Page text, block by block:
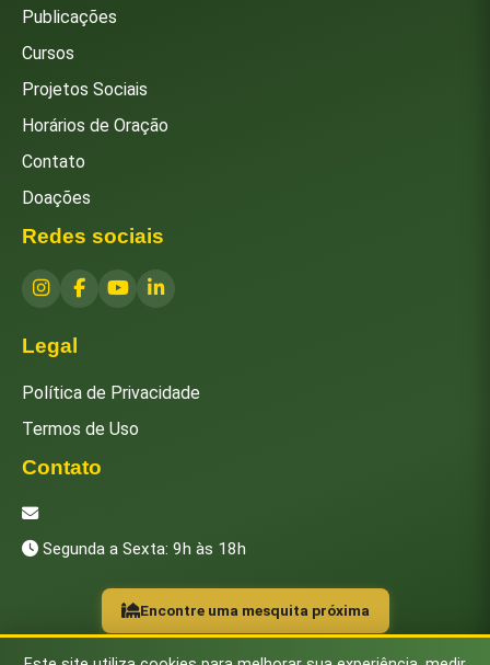
Publicações
Cursos
Projetos Sociais
Horários de Oração
Contato
Doações
Redes sociais
Legal
Política de Privacidade
Termos de Uso
Contato
Segunda a Sexta: 9h às 18h
Encontre uma mesquita próxima